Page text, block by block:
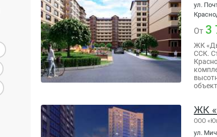
ул.
От 3
ЖК
ССК.
ЖК
ООО
ул.